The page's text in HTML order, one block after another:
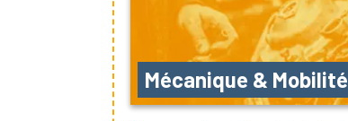
Mécanique & Mobilité